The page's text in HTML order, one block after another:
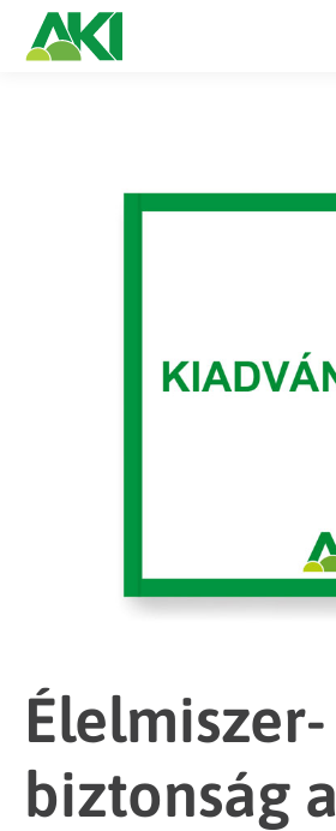
Élelmiszer-
biztonság a